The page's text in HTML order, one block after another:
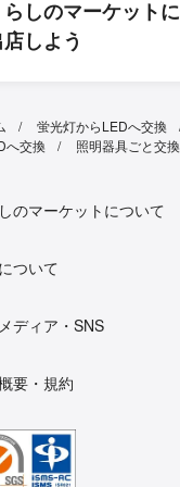
しのマーケットに
しよう
蛍光灯からLEDへ交換
へ交換
照明器具ごと交換
のマーケットについて
ついて
ディア・SNS
要・規約